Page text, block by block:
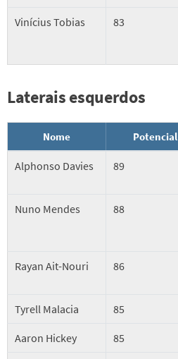
Vinícius Tobias 83
Laterais esquerdos
Nome Potencial
Alphonso Davies 89
Nuno Mendes 88
Rayan Ait-Nouri 86
Tyrell Malacia 85
Aaron Hickey 85